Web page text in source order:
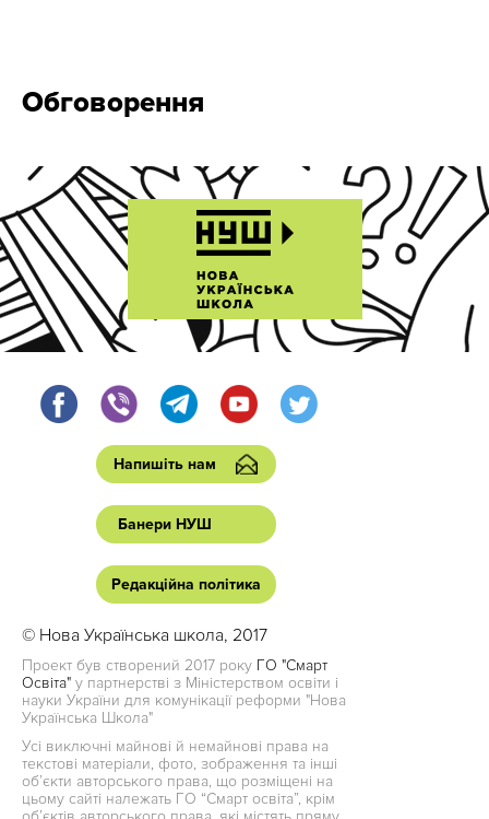
Обговорення
Напишіть нам
Банери НУШ
Редакційна політика
© Нова Українська школа, 2017
Проект був створений 2017 року ГО "Смарт
Освіта" у партнерстві з Міністерством освіти і
науки України для комунікації реформи "Нова
Українська Школа"
Усі виключні майнові й немайнові права на
текстові матеріали, фото, зображення та інші
об’єкти авторського права, що розміщені на
цьому сайті належать ГО “Смарт освіта”, крім